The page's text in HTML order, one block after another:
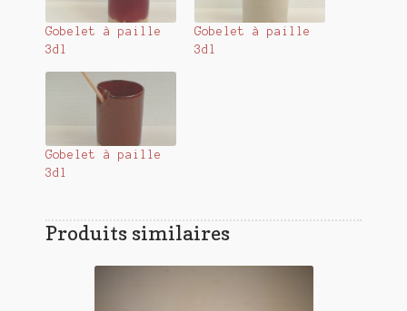
Gobelet à paille
3dl
Gobelet à paille
3dl
Gobelet à paille
3dl
Produits similaires